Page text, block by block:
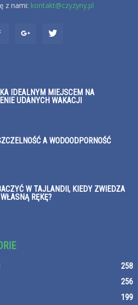
z nami: kontakt@czyzyny.pl
IDEALNYM MIEJSCEM NA
UDANYCH WAKACJI
A WODOODPORNOŚĆ
W TAJLANDII, KIEDY ZWIEDZA
RĘKĘ?
258
256
199